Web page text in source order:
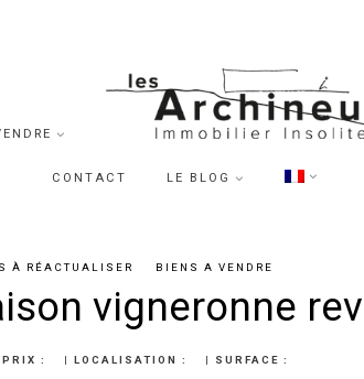
CONTACT LE BLOG
À RÉACTUALISER BIENS A VENDRE
vigneronne
PRIX : | LOCALISATION : | SURFACE :